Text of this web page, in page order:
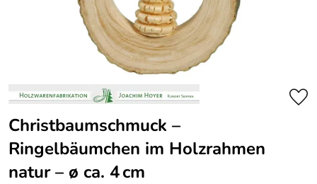
Christbaumschmuck –
Ringelbäumchen im Holzrahmen
natur – ø ca. 4 cm